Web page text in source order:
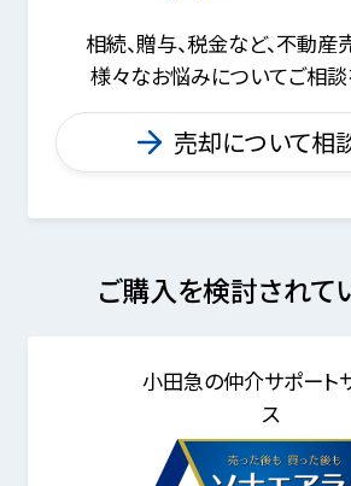
相続、贈与、税金など、不動
様々なお悩みについてご相談
売却について相
ご購入を検討されて
小田急の仲介サポート
ス